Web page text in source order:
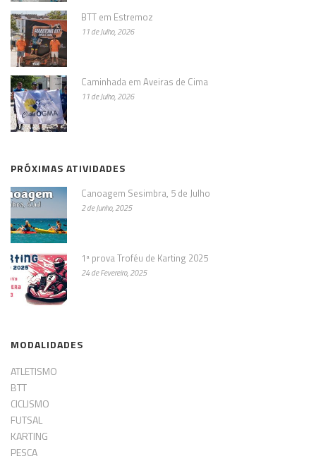
BTT em Estremoz
11 de Julho, 2026
Caminhada em Aveiras de Cima
11 de Julho, 2026
PRÓXIMAS ATIVIDADES
Canoagem Sesimbra, 5 de Julho
2 de Junho, 2025
1ª prova Troféu de Karting 2025
24 de Fevereiro, 2025
MODALIDADES
ATLETISMO
BTT
CICLISMO
FUTSAL
KARTING
PESCA